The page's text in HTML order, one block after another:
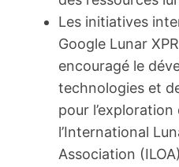
Les initiatives
Google Lunar
encouragé le
technologies et
pour
l’International
Association